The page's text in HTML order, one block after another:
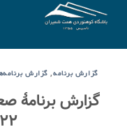
گزارش برنامه, گزارش
گزارش برنامۀ
۲۲ خرداد ۱۴۰۵